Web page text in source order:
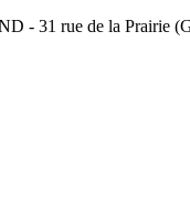
31 rue de la Prairie